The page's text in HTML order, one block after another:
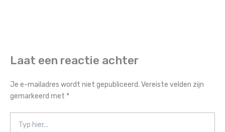
Laat een reactie achter
Je e-mailadres wordt niet gepubliceerd. Vereiste velden zijn
gemarkeerd met *
hier...